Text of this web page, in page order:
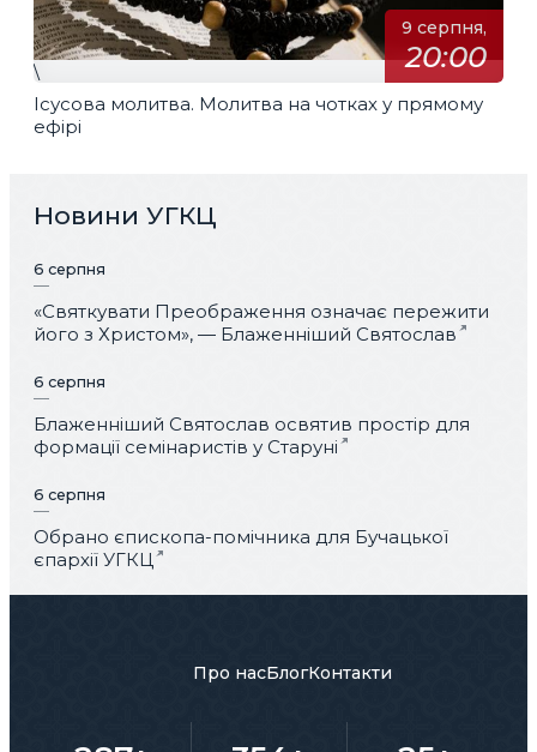
9 серпня,
20:00
\
Ісусова молитва. Молитва на чотках у прямому
ефірі
Новини УГКЦ
6 серпня
«Святкувати Преображення означає пережити
його з Христом», — Блаженніший Святослав
6 серпня
Блаженніший Святослав освятив простір для
формації семінаристів у Старуні
6 серпня
Обрано єпископа-помічника для Бучацької
єпархії УГКЦ
Про насБлогКонтакти